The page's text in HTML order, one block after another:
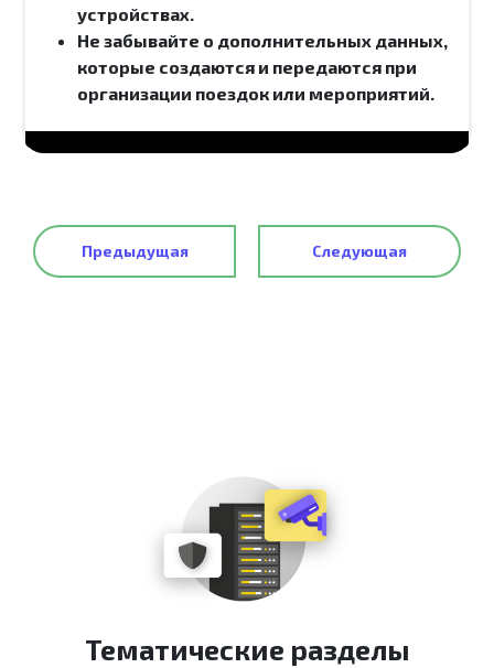
Тематические разделы
устройствах.
Не забывайте о дополнительных данных,
которые создаются и передаются при
организации поездок или мероприятий.
Предыдущая Следующая